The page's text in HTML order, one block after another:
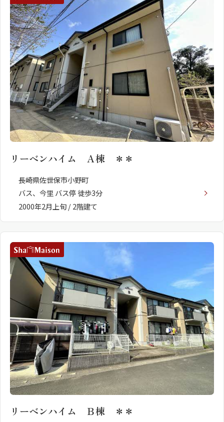
人気のカテゴリから探す
シャーメゾンとは
シャーメゾンセレクショ
ン
ルームツアー 動画ギャラリー
ShaMaison STYLE
シャーメゾンショップを探す
らくらく内見
シャーメゾンライフサポート
自立型サービス付き・シニア向け
お問い合わせ・よくある質問
らくらくパートナー
リーベンハイム Ａ棟 ＊＊
長崎県佐世保市小野町
バス、今里 バス停 徒歩3分
2000年2月上旬 / 2階建て
リーベンハイム Ｂ棟 ＊＊